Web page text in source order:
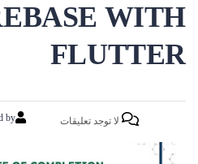
WITH
FLUTTER
by: لا توجد تعليقات